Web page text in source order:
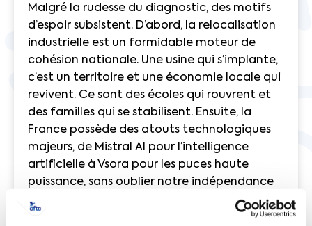
Malgré la rudesse du diagnostic, des motifs
d’espoir subsistent. D’abord, la relocalisation
industrielle est un formidable moteur de
cohésion nationale. Une usine qui s’implante,
c’est un territoire et une économie locale qui
revivent. Ce sont des écoles qui rouvrent et
des familles qui se stabilisent. Ensuite, la
France possède des atouts technologiques
majeurs, de Mistral AI pour l’intelligence
artificielle à Vsora pour les puces haute
puissance, sans oublier notre indépendance
dans le secteur de la Défense.